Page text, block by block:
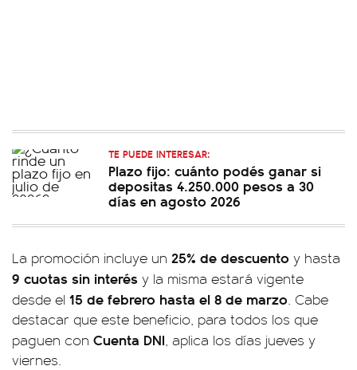
TE PUEDE INTERESAR:
Plazo fijo: cuánto podés ganar si
depositas 4.250.000 pesos a 30
días en agosto 2026
La promoción incluye un 25% de descuento y hasta
9 cuotas sin interés y la misma estará vigente
desde el 15 de febrero hasta el 8 de marzo. Cabe
destacar que este beneficio, para todos los que
paguen con Cuenta DNI, aplica los días jueves y
viernes.